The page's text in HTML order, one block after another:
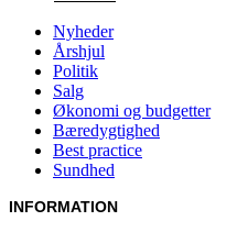
Nyheder
Årshjul
Politik
Salg
Økonomi og budgetter
Bæredygtighed
Best practice
Sundhed
INFORMATION